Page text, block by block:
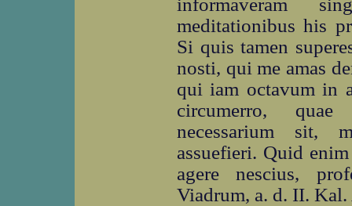
meditationibus his
Si quis tamen
nosti, qui me amas
qui iam octavum in
circumerro,
necessarium sit,
assuefieri. Quid
agere nescius,
Viadrum, a. d. II.